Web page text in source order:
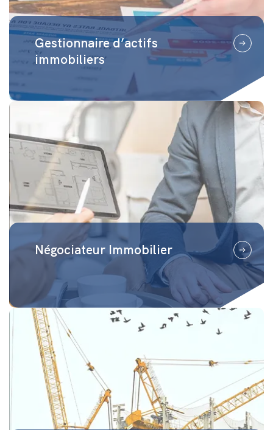
Gestionnaire d’actifs
immobiliers
Négociateur Immobilier